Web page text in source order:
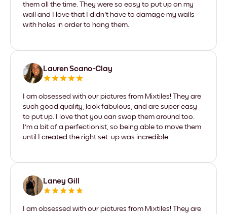
them all the time. They were so easy to put up on my
wall and I love that I didn't have to damage my walls
with holes in order to hang them.
Lauren Scano-Clay
I am obsessed with our pictures from Mixtiles! They are
such good quality, look fabulous, and are super easy
to put up. I love that you can swap them around too.
I'm a bit of a perfectionist, so being able to move them
until I created the right set-up was incredible.
Laney Gill
I am obsessed with our pictures from Mixtiles! They are